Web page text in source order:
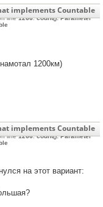
line1266:count(): Parameter
implements Countable
1200км)
line1266:count(): Parameter
implements Countable
на этот вариант: